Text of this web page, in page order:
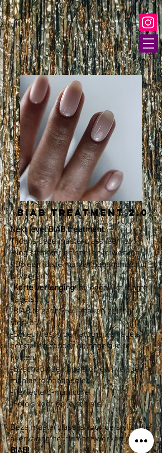
BIAB treatment 2.0
Next level BIAB treatment.
Tijdens deze masterclass leer je:
-Nog strakker en sneller te werken.
- Op een juiste manier nabehandeling
uitvoeren.
-Korte verlenging(bij ongelijke lengte
nagels.)
-BIAB te zacht? wij maken ze nog
sterker!
-Scheurtjes in de natuurlijke nagels
herstellen zonder de nagels in te
korten!
-Beschadigde nagels op een veilige
manier te behandelen.
-Perfecte E-manicure.
-Foto's voor op je socials!
Deze masterclass is voor de stylist die
al ervaring heeft in het werken met
BIAB!